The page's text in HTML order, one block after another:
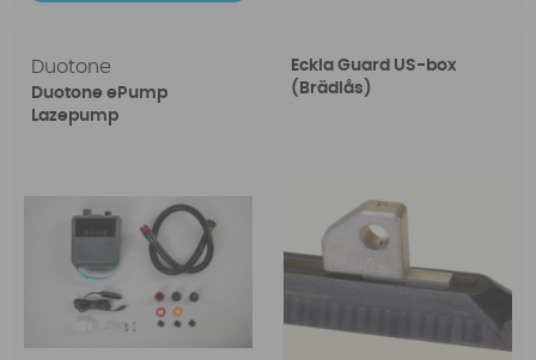
Duotone
Duotone ePump
Lazepump
Eckla Guard US-box
(Brädlås)